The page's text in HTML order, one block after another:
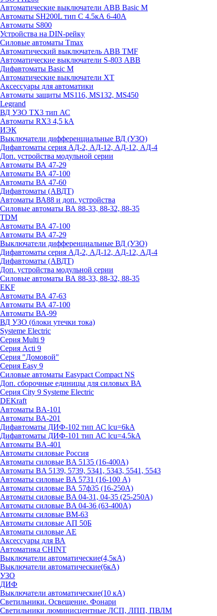
Автоматические выключатели ABB Basic M
Автоматы SH200L тип С 4.5кА 6-40А
Автоматы S800
Устройства на DIN-рейку
Силовые автоматы Tmax
Автоматический выключатель ABB TMF
Автоматические выключатели S-803 АВВ
Дифавтоматы Basic M
Автоматические выключатели XT
Аксессуары для автоматики
Автоматы защиты MS116, MS132, MS450
Legrand
ВД УЗО TX3 тип АС
Автоматы RX3 4,5 kA
ИЭК
Выключатели дифференциальные ВД (УЗО)
Дифавтоматы серия АД-2, АД-12, АД-12, АД-4
Доп. устройства модульной серии
Автоматы ВА 47-29
Автоматы ВА 47-100
Автоматы ВА 47-60
Дифавтоматы (АВДТ)
Автоматы ВА88 и доп. устройства
Силовые автоматы ВА 88-33, 88-32, 88-35
TDM
Автоматы ВА 47-100
Автоматы ВА 47-29
Выключатели дифференциальные ВД (УЗО)
Дифавтоматы серия АД-2, АД-12, АД-12, АД-4
Дифавтоматы (АВДТ)
Доп. устройства модульной серии
Силовые автоматы ВА 88-33, 88-32, 88-35
EKF
Автоматы ВА 47-63
Автоматы ВА 47-100
Автоматы ВА-99
ВД УЗО (блоки утечки тока)
Systeme Electric
Серия Multi 9
Серия Acti 9
Серия "Домовой"
Серия Easy 9
Силовые автоматы Easypact Compact NS
Доп. сборочные единицы для силовых ВА
Серия City 9 Systeme Electric
DEKraft
Автоматы BA-101
Автоматы ВА-201
Дифавтоматы ДИФ-102 тип АС lcu=6kA
Дифавтоматы ДИФ-101 тип АС lcu=4.5kA
Автоматы BA-401
Автоматы силовые Россия
Автоматы силовые BA 5135 (16-400А)
Автоматы BA 5139, 5739, 5341, 5343, 5541, 5543
Автоматы силовые BA 5731 (16-100 А)
Автоматы силовые ВА 57ф35 (16-250А)
Автоматы силовые BA 04-31, 04-35 (25-250А)
Автоматы силовые BA 04-36 (63-400А)
Автоматы силовые ВМ-63
Автоматы силовые АП 50Б
Автоматы силовые АЕ
Аксессуары для ВА
Автоматика CHINT
Выключатели автоматические(4,5кА)
Выключатели автоматические(6кА)
УЗО
ДИФ
Выключатели автоматические(10 кА)
Светильники. Освещение. Фонари
Светильники люминисцентные ЛСП, ЛПП, ПВЛМ